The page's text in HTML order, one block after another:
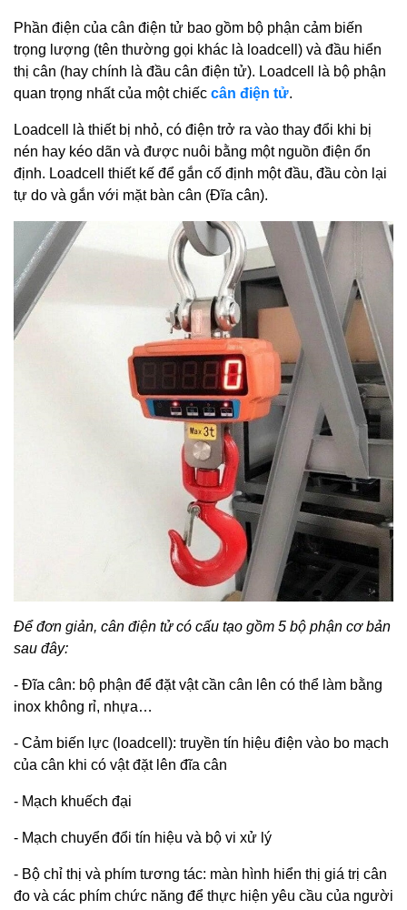
Phần điện của cân điện tử bao gồm bộ phận cảm biến
trọng lượng (tên thường gọi khác là loadcell) và đầu hiển
thị cân (hay chính là đầu cân điện tử). Loadcell là bộ phận
quan trọng nhất của một chiếc cân điện tử.
Loadcell là thiết bị nhỏ, có điện trở ra vào thay đổi khi bị
nén hay kéo dãn và được nuôi bằng một nguồn điện ổn
định. Loadcell thiết kế để gắn cố định một đầu, đầu còn lại
tự do và gắn với mặt bàn cân (Đĩa cân).
Để đơn giản, cân điện tử có cấu tạo gồm 5 bộ phận cơ bản
sau đây:
- Đĩa cân: bộ phận để đặt vật cần cân lên có thể làm bằng
inox không rỉ, nhựa…
- Cảm biến lực (loadcell): truyền tín hiệu điện vào bo mạch
của cân khi có vật đặt lên đĩa cân
- Mạch khuếch đại
- Mạch chuyển đổi tín hiệu và bộ vi xử lý
- Bộ chỉ thị và phím tương tác: màn hình hiển thị giá trị cân
đo và các phím chức năng để thực hiện yêu cầu của người